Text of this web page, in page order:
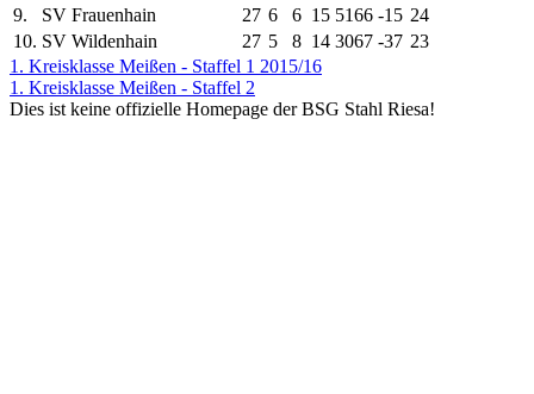
9.
SV Frauenhain 27 6 6 15 5166 -15 24
10. SV Wildenhain 27 5 8 14 3067 -37 23
1. Kreisklasse Meißen - Staffel 1 2015/16
1. Kreisklasse Meißen - Staffel 2
Dies ist keine offizielle Homepage der BSG Stahl Riesa!